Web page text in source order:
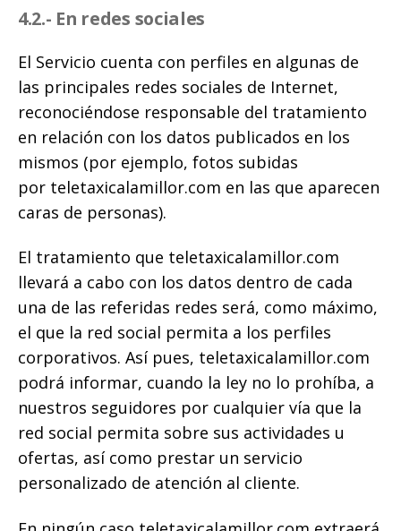
4.2.- En redes sociales
El Servicio cuenta con perfiles en algunas de
las principales redes sociales de Internet,
reconociéndose responsable del tratamiento
en relación con los datos publicados en los
mismos (por ejemplo, fotos subidas
por teletaxicalamillor.com en las que aparecen
caras de personas).
El tratamiento que teletaxicalamillor.com
llevará a cabo con los datos dentro de cada
una de las referidas redes será, como máximo,
el que la red social permita a los perfiles
corporativos. Así pues, teletaxicalamillor.com
podrá informar, cuando la ley no lo prohíba, a
nuestros seguidores por cualquier vía que la
red social permita sobre sus actividades u
ofertas, así como prestar un servicio
personalizado de atención al cliente.